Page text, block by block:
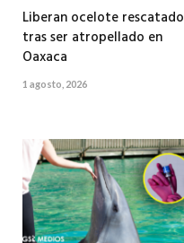
Liberan ocelote rescatado
tras ser atropellado en
Oaxaca
1 agosto, 2026